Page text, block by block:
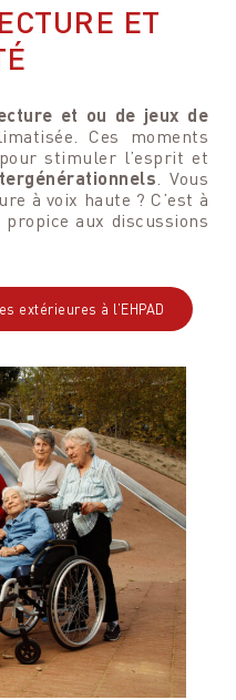
ET
et ou de jeux de
Ces moments
stimuler l’esprit et
. Vous
à voix haute ? C’est à
aux discussions
extérieures à l’EHPAD